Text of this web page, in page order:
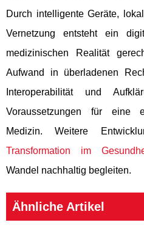
Durch intelligente Geräte,
Vernetzung entsteht ein
medizinischen Realität
Aufwand in überladenen
Interoperabilität und
Voraussetzungen für eine
Medizin. Weitere
Transformation im
Wandel nachhaltig begleiten.
Ähnliche Artikel